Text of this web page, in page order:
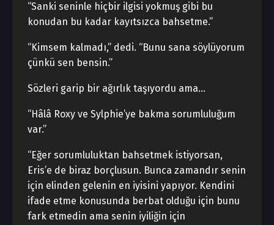
“Sanki seninle hiçbir ilgisi yokmuş gibi bu
konudan bu kadar kayıtsızca bahsetme.”
“Kimsem kalmadı,” dedi. “Bunu sana söylüyorum
çünkü sen bensin.”
Sözleri garip bir ağırlık taşıyordu ama…
“Hâlâ Roxy ve Sylphie’ye bakma sorumluluğum
var.”
“Eğer sorumluluktan bahsetmek istiyorsan,
Eris’e de biraz borçlusun. Bunca zamandır senin
için elinden gelenin en iyisini yapıyor. Kendini
ifade etme konusunda berbat olduğu için bunu
fark etmedin ama senin iyiliğin için